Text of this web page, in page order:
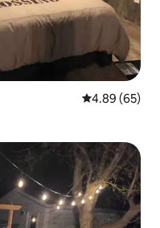
レビュー65
4.89 (65)